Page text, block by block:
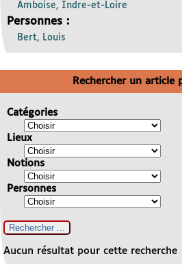
Amboise, Indre-et-Loire
Personnes :
Bert, Louis
Rechercher un article
Catégories
Lieux
Notions
Personnes
Aucun résultat pour cette recherche